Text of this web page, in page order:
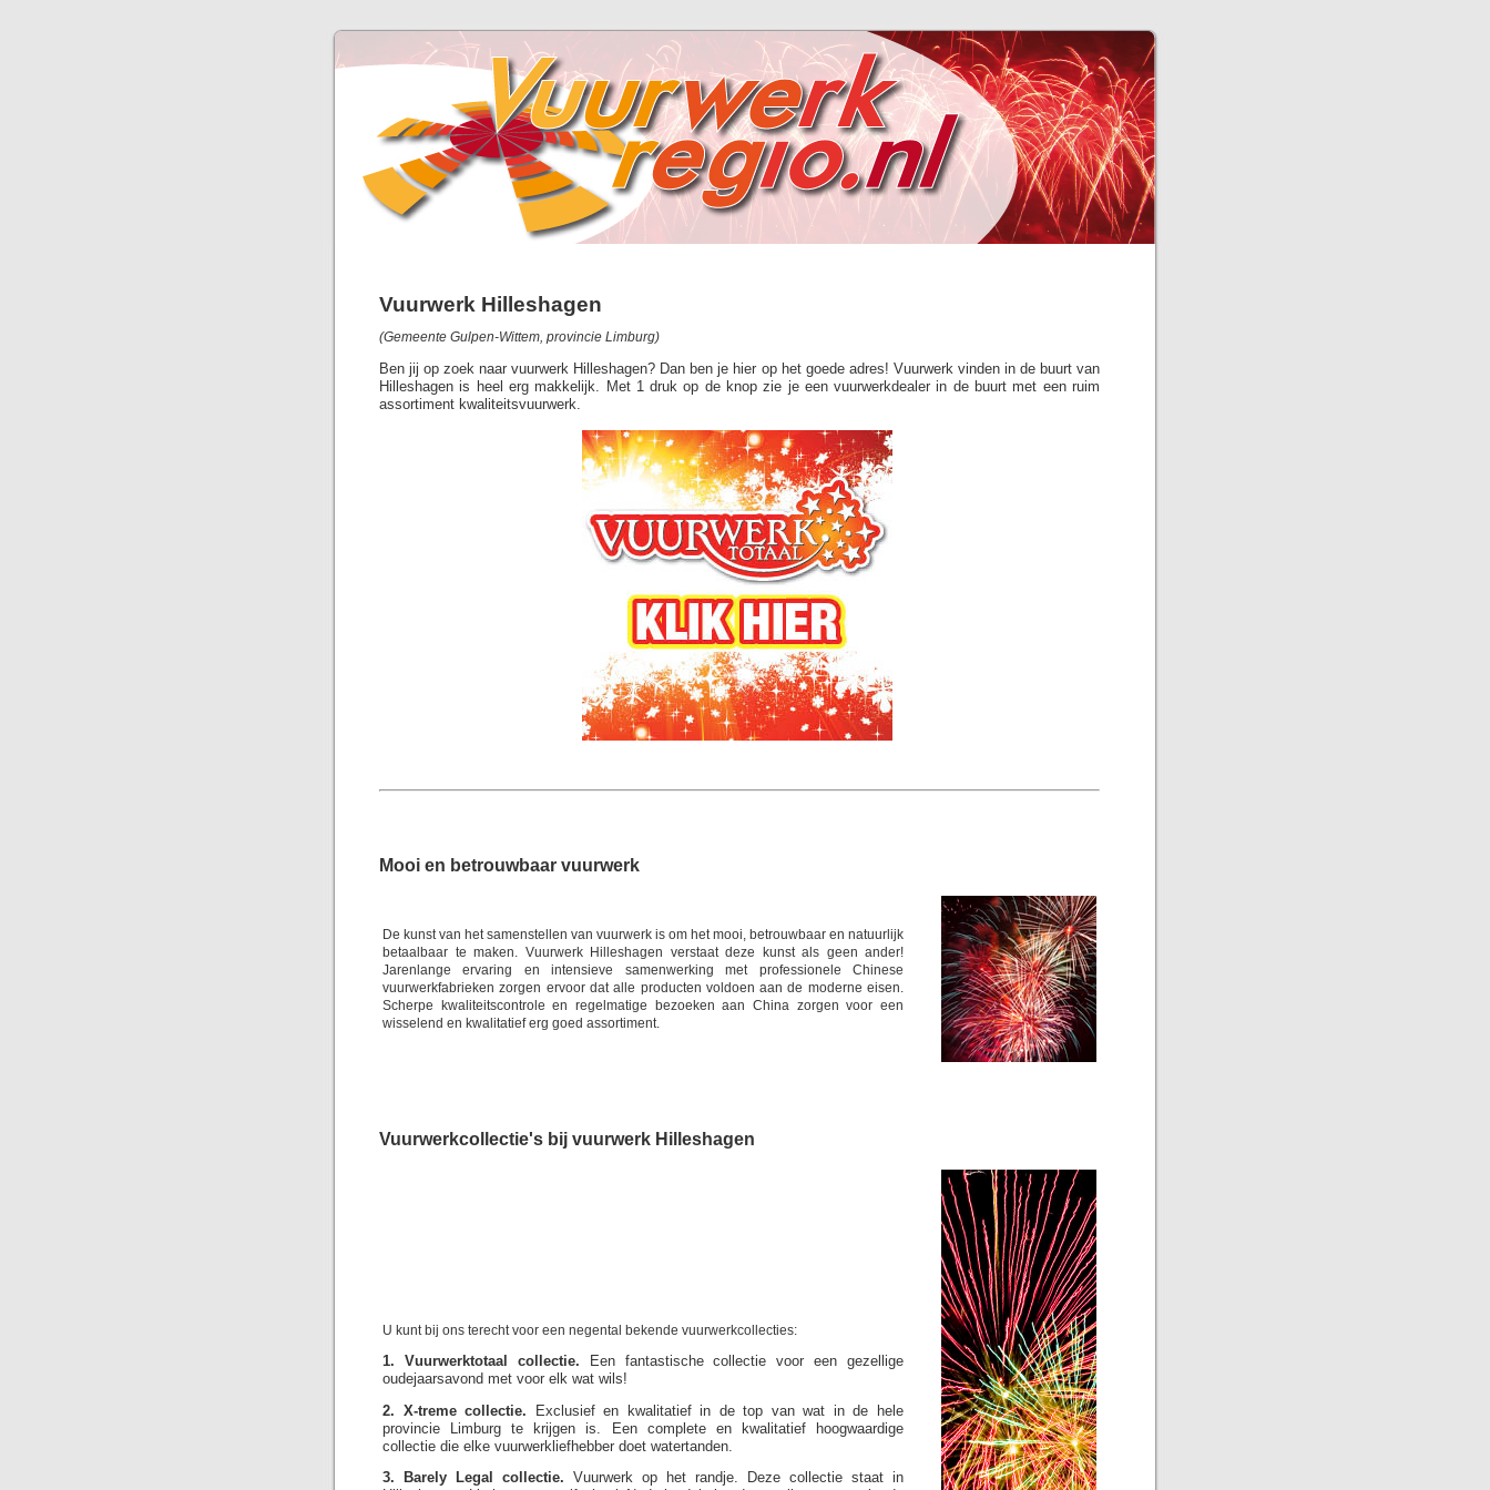
Vuurwerk Hilleshagen
(Gemeente Gulpen-Wittem, provincie Limburg)
Ben jij op zoek naar vuurwerk Hilleshagen? Dan ben je hier op het goede adres! Vuurwerk vinden in de buurt van
Hilleshagen is heel erg makkelijk. Met 1 druk op de knop zie je een vuurwerkdealer in de buurt met een ruim
assortiment kwaliteitsvuurwerk.
Mooi en betrouwbaar vuurwerk
De kunst van het samenstellen van vuurwerk is om het mooi, betrouwbaar en natuurlijk
betaalbaar te maken. Vuurwerk Hilleshagen verstaat deze kunst als geen ander!
Jarenlange ervaring en intensieve samenwerking met professionele Chinese
vuurwerkfabrieken zorgen ervoor dat alle producten voldoen aan de moderne eisen.
Scherpe kwaliteitscontrole en regelmatige bezoeken aan China zorgen voor een
wisselend en kwalitatief erg goed assortiment.
Vuurwerkcollectie's bij vuurwerk Hilleshagen
U kunt bij ons terecht voor een negental bekende vuurwerkcollecties:
1. Vuurwerktotaal collectie. Een fantastische collectie voor een gezellige
oudejaarsavond met voor elk wat wils!
2. X-treme collectie. Exclusief en kwalitatief in de top van wat in de hele
provincie Limburg te krijgen is. Een complete en kwalitatief hoogwaardige
collectie die elke vuurwerkliefhebber doet watertanden.
3. Barely Legal collectie. Vuurwerk op het randje. Deze collectie staat in